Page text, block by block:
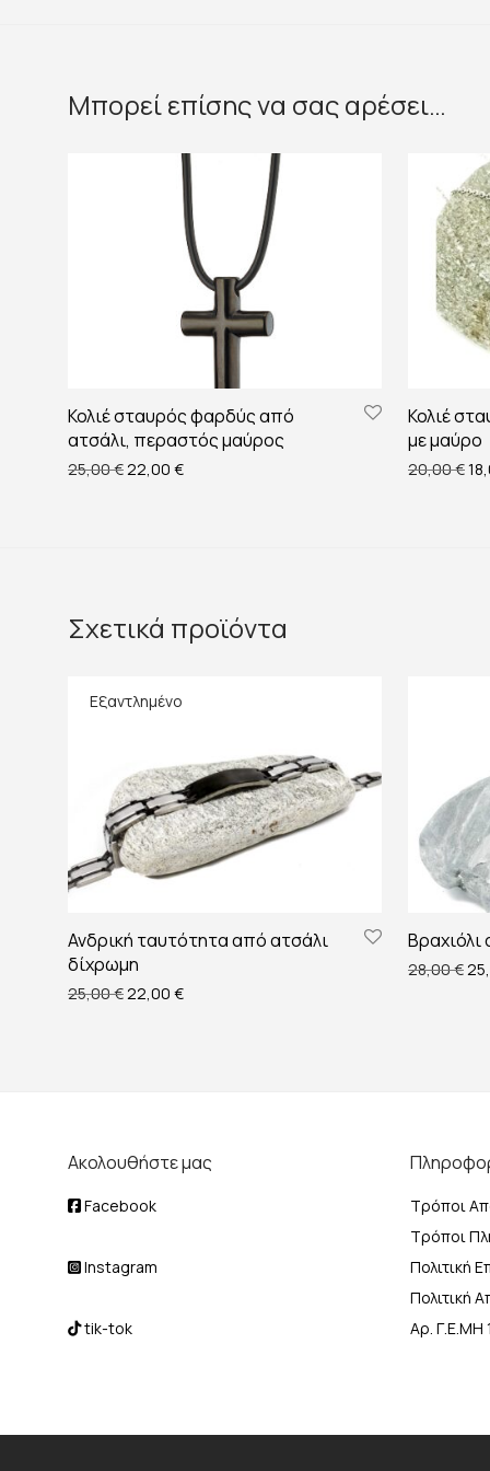
Μπορεί επίσης να σας αρέσει…
Κολιέ σταυρός φαρδύς από
ατσάλι, περαστός μαύρος
25,00€ Original price was: 25,00 €.
22,00 €Η τρέχουσα τιμή είναι: 22,00 €.
Κολιέ
με μαύρο
20,00€
Σχετικά προϊόντα
Ανδρική ταυτότητα από ατσάλι
δίχρωμη
25,00€ Original price was: 25,00 €.
22,00 €Η τρέχουσα τιμή είναι: 22,00 €.
Βραχιόλι
28,00€
Ακολουθήστε μας
Facebook
Instagram
tik-tok
Τρόποι
Τρόποι
Πολιτική
Πολιτική
Αρ. Γ.Ε.ΜΗ